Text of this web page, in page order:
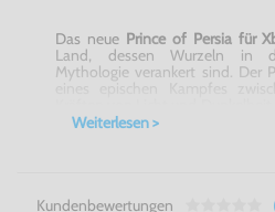
Das neue Prince of Persiafür
Land, dessen Wurzeln in
Mythologie verankert sind. Der
des Lichts fordert seinen
manifestiert sich in einer
Weiterlesen >
Kundenbewertungen